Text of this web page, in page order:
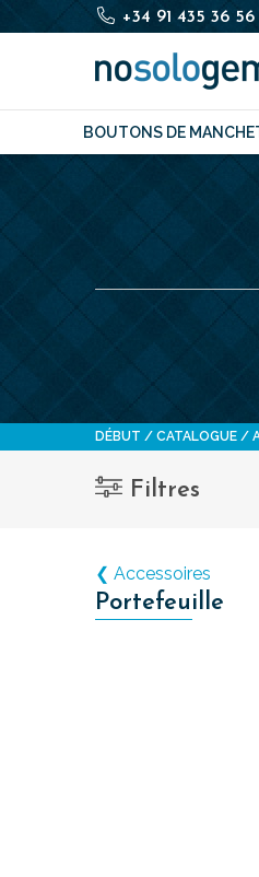
+34 91 435 36 56
BOUTONS DE
DÉBUT CATALOGUE
Filtres
❮ Accessoires
Portefeuille